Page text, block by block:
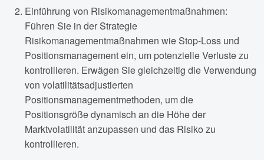
Einführung von Risikomanagementmaßnahmen:
Führen Sie in der Strategie
Risikomanagementmaßnahmen wie Stop-Loss und
Positionsmanagement ein, um potenzielle Verluste zu
kontrollieren. Erwägen Sie gleichzeitig die Verwendung
von volatilitätsadjustierten
Positionsmanagementmethoden, um die
Positionsgröße dynamisch an die Höhe der
Marktvolatilität anzupassen und das Risiko zu
kontrollieren.